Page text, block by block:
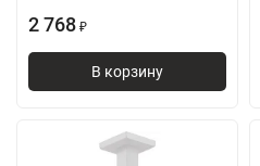
2 768 ₽
В корзину